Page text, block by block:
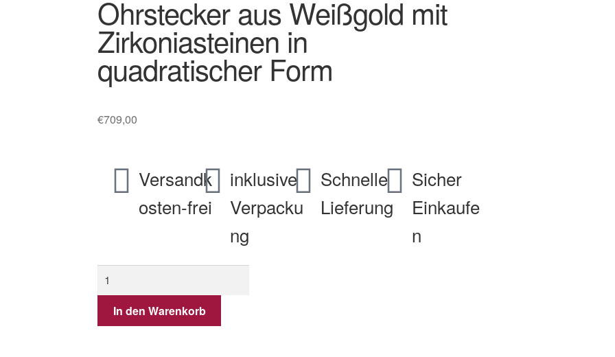
Ohrstecker aus Weißgold mit
Zirkoniasteinen in
quadratischer Form
€709,00
Versandk
osten-frei
inklusive
Verpacku
ng
Schnelle
Lieferung
Sicher
Einkaufe
n
In den Warenkorb